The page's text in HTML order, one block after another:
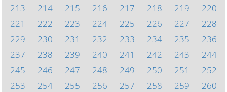
213
214 215 216 217 218 219
220
221
222 223 224 225 226 227
228
229
230 231 232 233 234 235
236
237
238 239 240 241 242 243
244
245
246 247 248 249 250 251
252
253
254 255 256 257 258 259
260